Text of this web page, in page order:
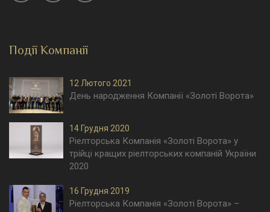
Події Компанії
12 Лютого 2021
День народження Компанії «Золоті Ворота»
14 Грудня 2020
Ріелторська Компанія «Золоті Ворота» у
трійці кращих ріелторських компаній України
2020
16 Грудня 2019
Ріелторська Компанія «Золоті Ворота» –